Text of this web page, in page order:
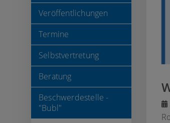
Veröffentlichungen
Termine
Selbstvertretung
Beratung
Beschwerdestelle -
"Bubl"